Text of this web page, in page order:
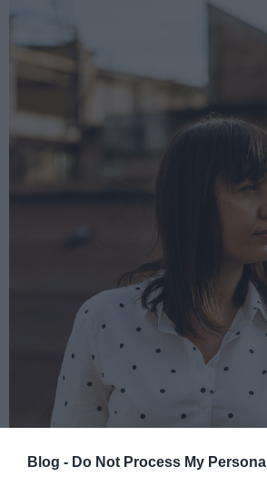
Blog - Do Not Process My